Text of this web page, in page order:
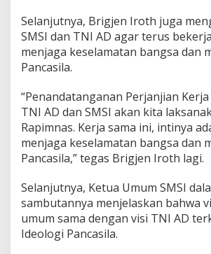
Selanjutnya, Brigjen Iroth juga
SMSI dan TNI AD agar terus
menjaga keselamatan bangsa dan
Pancasila.
“Penandatanganan Perjanjian
TNI AD dan SMSI akan kita
Rapimnas. Kerja sama ini, intinya
menjaga keselamatan bangsa dan
Pancasila,” tegas Brigjen Iroth lagi.
Selanjutnya, Ketua Umum SMSI
sambutannya menjelaskan bahwa
umum sama dengan visi TNI AD
Ideologi Pancasila.